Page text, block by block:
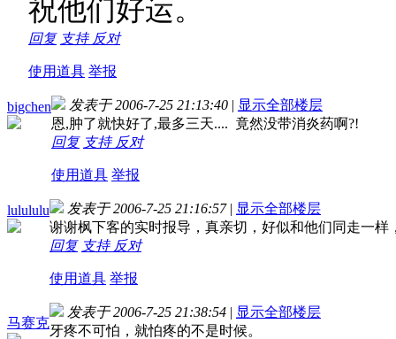
祝他们好运。
回复 支持 反对
使用道具 举报
bigchen 发表于 2006-7-25 21:13:40 | 显示全部楼层
恩,肿了就快好了,最多三天.... 竟然没带消炎药啊?!
回复 支持 反对
使用道具 举报
lulululu 发表于 2006-7-25 21:16:57 | 显示全部楼层
谢谢枫下客的实时报导，真亲切，好似和他们同走一样
回复 支持 反对
使用道具 举报
马赛克
发表于 2006-7-25 21:38:54 | 显示全部楼层
牙疼不可怕，就怕疼的不是时候。